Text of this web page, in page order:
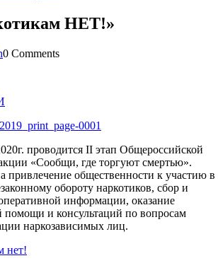
НЕТ!»
0 Comments
проводится II этап Общероссийской
«Сообщи, где торгуют смертью».
привлечение общественности к участию в
обороту наркотиков, сбор и
информации, оказание
и консультаций по вопросам
наркозависимых лиц.